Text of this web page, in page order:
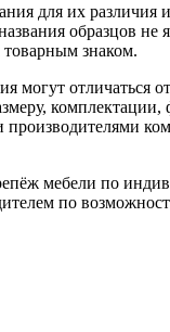
для их различия
образцов не
знаком.
могут отличаться
производителями
мебели по
по